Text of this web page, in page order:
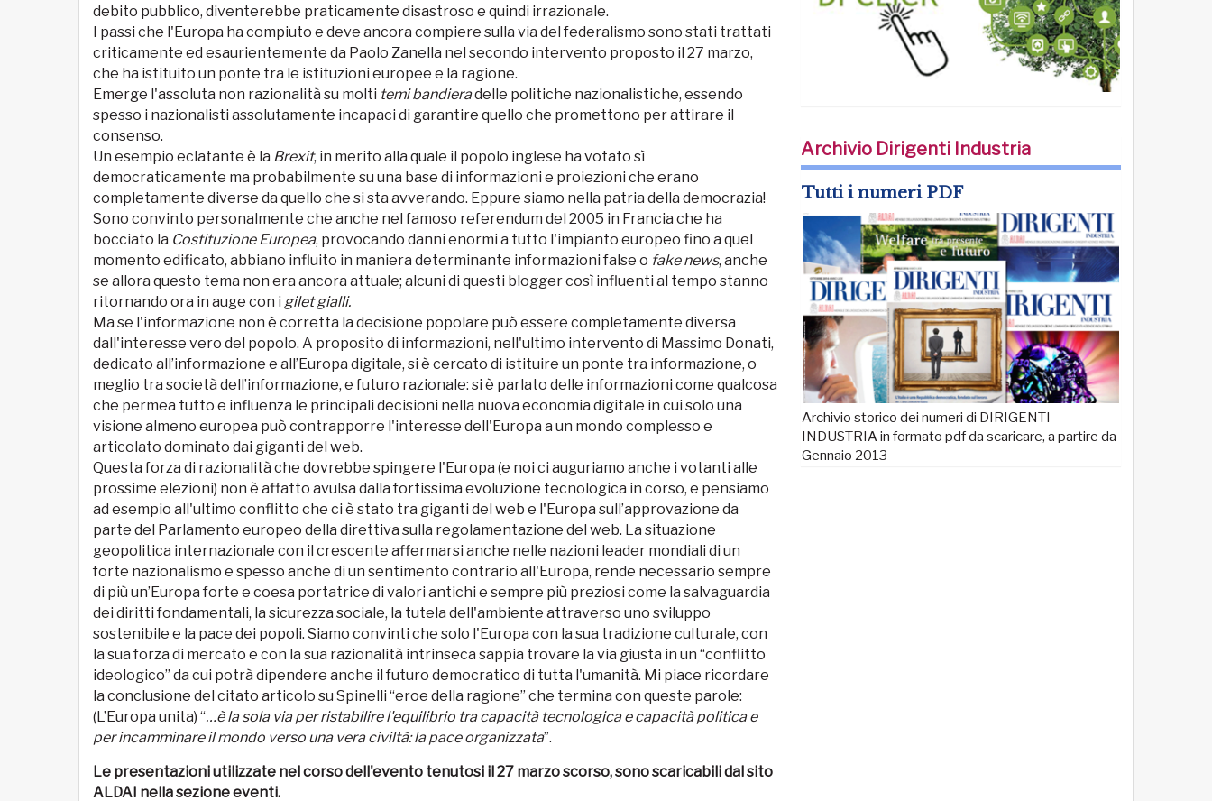
debito pubblico, diventerebbe praticamente disastroso e quindi irrazionale.
I passi che l'Europa ha compiuto e deve ancora compiere sulla via del federalismo sono stati trattati
criticamente ed esaurientemente da Paolo Zanella nel secondo intervento proposto il 27 marzo,
che ha istituito un ponte tra le istituzioni europee e la ragione.
Emerge l'assoluta non razionalità su molti temi bandieradelle politiche nazionalistiche, essendo
spesso i nazionalisti assolutamente incapaci di garantire quello che promettono per attirare il
consenso.
Un esempio eclatante è la Brexit, in merito alla quale il popolo inglese ha votato sì
democraticamente ma probabilmente su una base di informazioni e proiezioni che erano
completamente diverse da quello che si sta avverando. Eppure siamo nella patria della democrazia!
Sono convinto personalmente che anche nel famoso referendum del 2005 in Francia che ha
bocciato la Costituzione Europea, provocando danni enormi a tutto l'impianto europeo fino a quel
momento edificato, abbiano influito in maniera determinante informazioni false o fake news, anche
se allora questo tema non era ancora attuale; alcuni di questi blogger così influenti al tempo stanno
ritornando ora in auge con i gilet gialli.
Ma se l'informazione non è corretta la decisione popolare può essere completamente diversa
dall'interesse vero del popolo. A proposito di informazioni, nell'ultimo intervento di Massimo Donati,
dedicato all’informazione e all’Europa digitale, si è cercato di istituire un ponte tra informazione, o
meglio tra società dell’informazione, e futuro razionale: si è parlato delle informazioni come qualcosa
che permea tutto e influenza le principali decisioni nella nuova economia digitale in cui solo una
visione almeno europea può contrapporre l'interesse dell'Europa a un mondo complesso e
articolato dominato dai giganti del web.
Questa forza di razionalità che dovrebbe spingere l'Europa (e noi ci auguriamo anche i votanti alle
prossime elezioni) non è affatto avulsa dalla fortissima evoluzione tecnologica in corso, e pensiamo
ad esempio all'ultimo conflitto che ci è stato tra giganti del web e l'Europa sull’approvazione da
parte del Parlamento europeo della direttiva sulla regolamentazione del web. La situazione
geopolitica internazionale con il crescente affermarsi anche nelle nazioni leader mondiali di un
forte nazionalismo e spesso anche di un sentimento contrario all'Europa, rende necessario sempre
di più un’Europa forte e coesa portatrice di valori antichi e sempre più preziosi come la salvaguardia
dei diritti fondamentali, la sicurezza sociale, la tutela dell'ambiente attraverso uno sviluppo
sostenibile e la pace dei popoli. Siamo convinti che solo l'Europa con la sua tradizione culturale, con
la sua forza di mercato e con la sua razionalità intrinseca sappia trovare la via giusta in un “conflitto
ideologico” da cui potrà dipendere anche il futuro democratico di tutta l'umanità. Mi piace ricordare
la conclusione del citato articolo su Spinelli “eroe della ragione” che termina con queste parole:
(L’Europa unita) “…è la sola via per ristabilire l'equilibrio tra capacità tecnologica e capacità politica e
per incamminare il mondo verso una vera civiltà: la pace organizzata”.
Le presentazioni utilizzate nel corso dell'evento tenutosi il 27 marzo scorso, sono scaricabili dal sito
ALDAI nella sezione eventi.
Archivio Dirigenti Industria
Tutti i numeri PDF
Archivio storico dei numeri di DIRIGENTI
INDUSTRIA in formato pdf da scaricare, a partire da
Gennaio 2013